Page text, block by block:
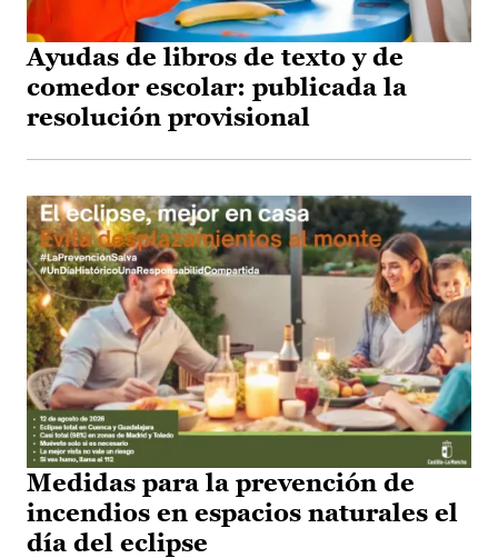
Ayudas de libros de texto y de
comedor escolar: publicada la
resolución provisional
Medidas para la prevención de
incendios en espacios naturales el
día del eclipse